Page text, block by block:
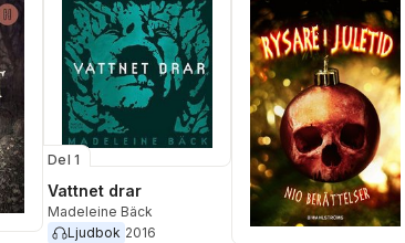
Del 1
Vattnet drar
Madeleine Bäck
Ljudbok 2016